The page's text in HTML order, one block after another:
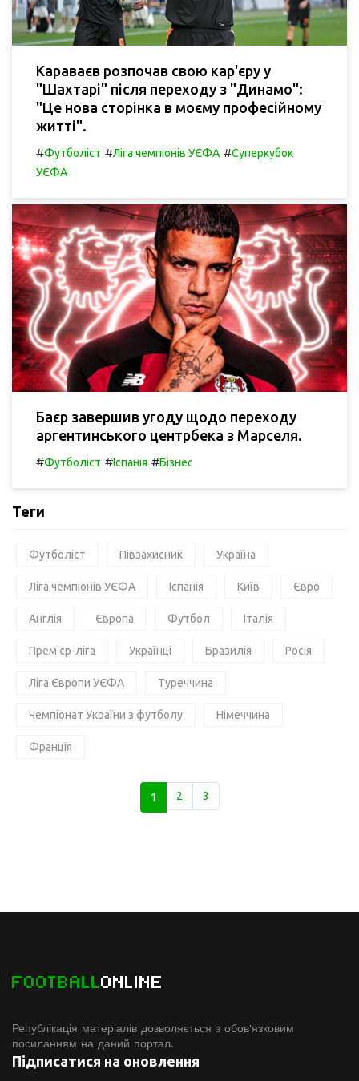
Караваєв розпочав свою кар'єру у
"Шахтарі" після переходу з "Динамо":
"Це нова сторінка в моєму професійному
житті".
#Футболіст #Ліга чемпіонів УЄФА #Суперкубок
УЄФА
Баєр завершив угоду щодо переходу
аргентинського центрбека з Марселя.
#Футболіст #Іспанія #Бізнес
Теги
Футболіст Півзахисник Україна
Ліга чемпіонів УЄФА Іспанія Київ Євро
Англія Європа Футбол Італія
Прем'єр-ліга Українці Бразилія Росія
Ліга Європи УЄФА Туреччина
Чемпіонат України з футболу Німеччина
Франція
1 2 3
FOOTBALLONLINE
Републікація матеріалів дозволяється з обов'язковим
посиланням на даний портал.
Підписатися на оновлення